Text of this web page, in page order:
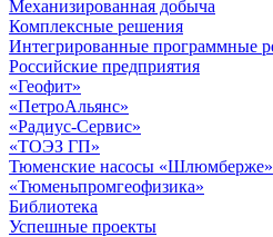
Механизированная добыча
Комплексные решения
Интегрированные программные
Российские предприятия
«Геофит»
«ПетроАльянс»
«Радиус-Сервис»
«ТОЭЗ ГП»
Тюменские насосы «Шлюмберже»
«Тюменьпромгеофизика»
Библиотека
Успешные проекты